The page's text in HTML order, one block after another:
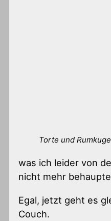
Torte und
was ich leider von
nicht mehr
Egal, jetzt geht es
Couch.